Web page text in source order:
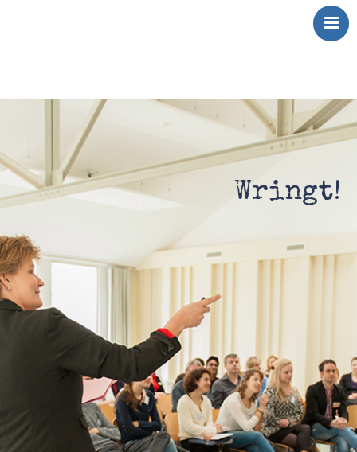
Over Mij
Klinkt
Swingt
Inkt
Wringt!